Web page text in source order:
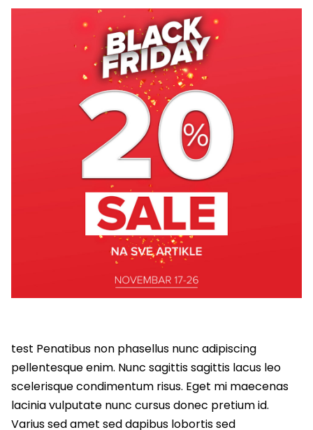
test Penatibus non phasellus nunc adipiscing
pellentesque enim. Nunc sagittis sagittis lacus leo
scelerisque condimentum risus. Eget mi maecenas
lacinia vulputate nunc cursus donec pretium id.
Varius sed amet sed dapibus lobortis sed